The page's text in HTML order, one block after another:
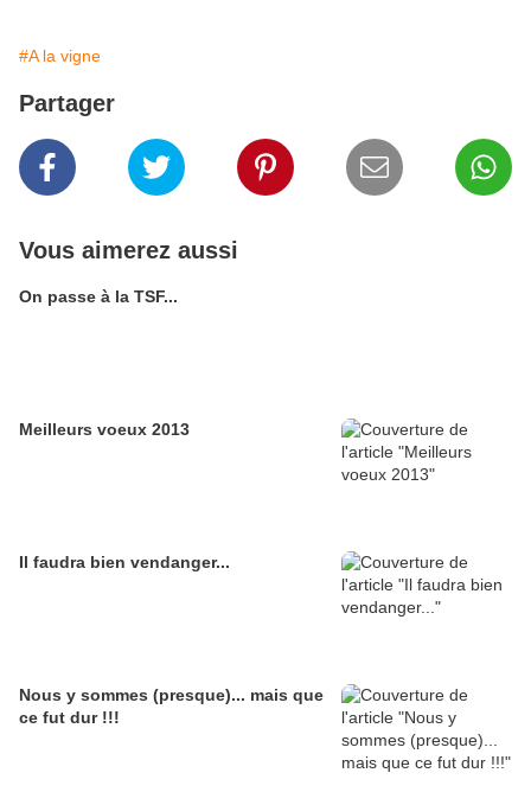
#A la vigne
Partager
Vous aimerez aussi
On passe à la TSF...
Meilleurs voeux 2013
Il faudra bien vendanger...
Nous y sommes (presque)... mais que
ce fut dur !!!